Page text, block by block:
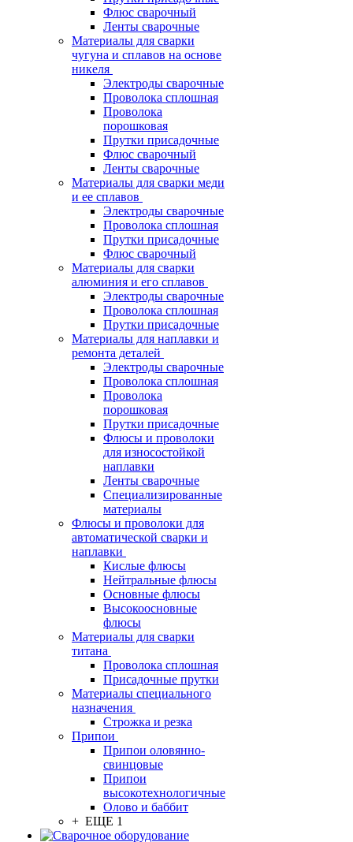
Флюс сварочный
Ленты сварочные
Материалы для сварки
чугуна и сплавов на основе
никеля
Электроды сварочные
Проволока сплошная
Проволока
порошковая
Прутки присадочные
Флюс сварочный
Ленты сварочные
Материалы для сварки меди
и ее сплавов
Электроды сварочные
Проволока сплошная
Прутки присадочные
Флюс сварочный
Материалы для сварки
алюминия и его сплавов
Электроды сварочные
Проволока сплошная
Прутки присадочные
Материалы для наплавки и
ремонта деталей
Электроды сварочные
Проволока сплошная
Проволока
порошковая
Прутки присадочные
Флюсы и проволоки
для износостойкой
наплавки
Ленты сварочные
Специализированные
материалы
Флюсы и проволоки для
автоматической сварки и
наплавки
Кислые флюсы
Нейтральные флюсы
Основные флюсы
Высокоосновные
флюсы
Материалы для сварки
титана
Проволока сплошная
Присадочные прутки
Материалы специального
назначения
Строжка и резка
Припои
Припои оловянно-
свинцовые
Припои
высокотехнологичные
Олово и баббит
+ ЕЩЕ 1